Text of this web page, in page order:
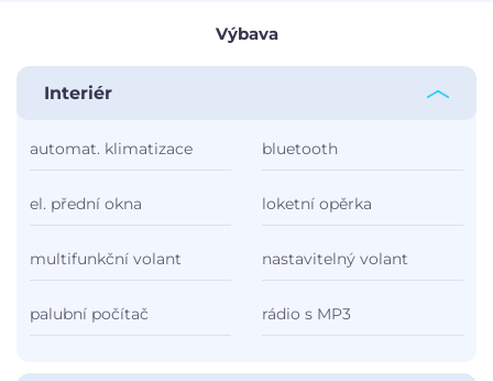
Výbava
Interiér
automat. klimatizace bluetooth
el. přední okna loketní opěrka
multifunkční volant nastavitelný volant
palubní počítač rádio s MP3